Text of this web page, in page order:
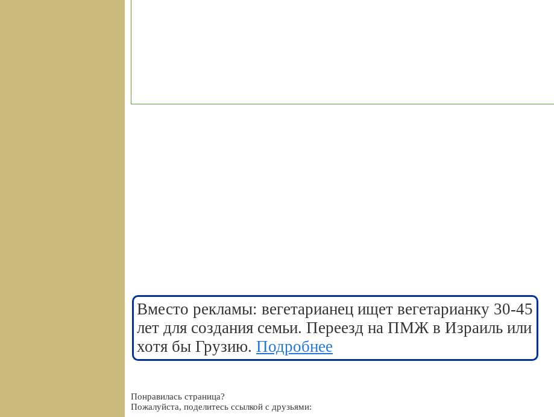
Вместо рекламы: вегетарианец ищет вегетарианку 30-45
лет для создания семьи. Переезд на ПМЖ в Израиль или
хотя бы Грузию. Подробнее
Понравилась страница?
Пожалуйста, поделитесь ссылкой с друзьями: